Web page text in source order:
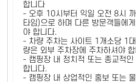
합니다
- 오후 10시부터 익일 오전 8시
타임)으로 하며 다른 방문객들에
야 합니다.
- 차량 주차는 사이트 1개소당 1
량은 외부 주차장에 주차하셔야
- 캠핑장 내 정치적 또는 종교적인
합니다.
- 캠핑장 내 상업적인 홍보 또는